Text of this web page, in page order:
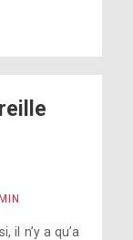
il n’y a qu’a